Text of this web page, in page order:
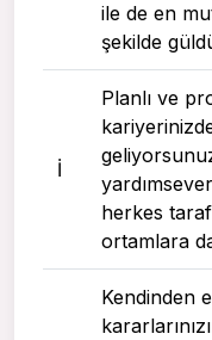
ile de en
şekilde
I
Planlı ve
herkes
ortamlara
Kendinden